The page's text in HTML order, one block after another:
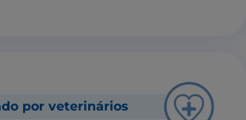
por veterinários